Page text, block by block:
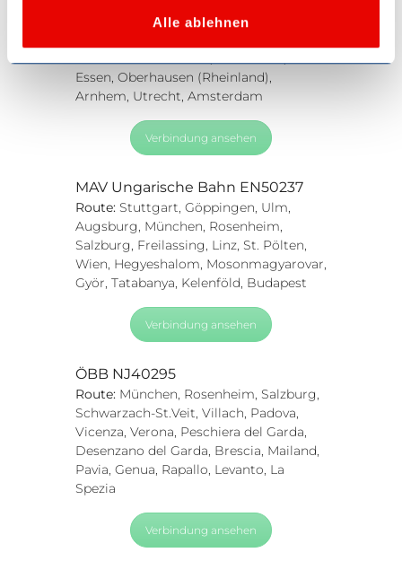
Alle ablehnen
Kufstein, Rosenheim, München,
Essen, Oberhausen (Rheinland),
Arnhem, Utrecht, Amsterdam
Verbindung ansehen
MAV Ungarische Bahn EN50237
Route: Stuttgart, Göppingen, Ulm,
Augsburg, München, Rosenheim,
Salzburg, Freilassing, Linz, St. Pölten,
Wien, Hegyeshalom, Mosonmagyarovar,
Györ, Tatabanya, Kelenföld, Budapest
Verbindung ansehen
ÖBB NJ40295
Route: München, Rosenheim, Salzburg,
Schwarzach-St.Veit, Villach, Padova,
Vicenza, Verona, Peschiera del Garda,
Desenzano del Garda, Brescia, Mailand,
Pavia, Genua, Rapallo, Levanto, La
Spezia
Verbindung ansehen